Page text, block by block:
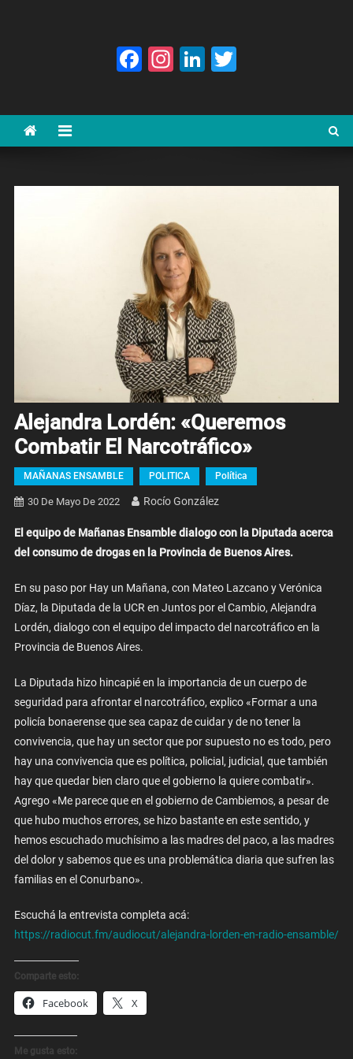
Facebook
Instagram
LinkedIn
Alejandra Lordén: «Queremos
Combatir El Narcotráfico»
MAÑANAS ENSAMBLE POLITICA Política
30 De Mayo De 2022 Rocío González
El equipo de Mañanas Ensamble dialogo con la Diputada acerca
del consumo de drogas en la Provincia de Buenos Aires.
En su paso por Hay un Mañana, con Mateo Lazcano y Verónica
Díaz, la Diputada de la UCR en Juntos por el Cambio, Alejandra
Lordén, dialogo con el equipo del impacto del narcotráfico en la
Provincia de Buenos Aires.
La Diputada hizo hincapié en la importancia de un cuerpo de
seguridad para afrontar el narcotráfico, explico «Formar a una
policía bonaerense que sea capaz de cuidar y de no tener la
convivencia, que hay un sector que por supuesto no es todo, pero
hay una convivencia que es política, policial, judicial, que también
hay que quedar bien claro que el gobierno la quiere combatir».
Agrego «Me parece que en el gobierno de Cambiemos, a pesar de
que hubo muchos errores, se hizo bastante en este sentido, y
hemos escuchado muchísimo a las madres del paco, a las madres
del dolor y sabemos que es una problemática diaria que sufren las
familias en el Conurbano».
Escuchá la entrevista completa acá:
https://radiocut.fm/audiocut/alejandra-lorden-en-radio-ensamble/
Comparte esto:
Facebook X
Me gusta esto: